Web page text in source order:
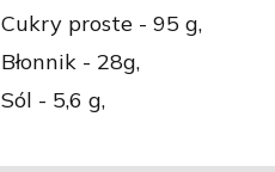
Cukry proste - 95 g,
Błonnik - 28g,
Sól - 5,6 g,